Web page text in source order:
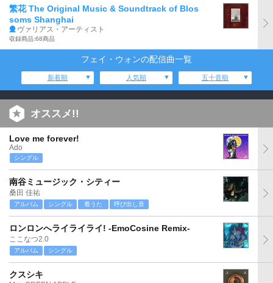
繁花 The Original Music & Soundtrack of Blos
soms Shanghai
ヴァリアス・アーティスト
収録商品:68商品
フェイ・ウォンの配信曲一覧
新着順 人気順 五十音順
オススメ!!
Love me forever!
Ado
シングル
南谷ミュージック・シティー
桑田 佳祐
アルバム シングル 着うた 呼び出し音
ロンロンへライライライ! -EmoCosine Remix-
ここなつ2.0
アルバム シングル
クスシキ